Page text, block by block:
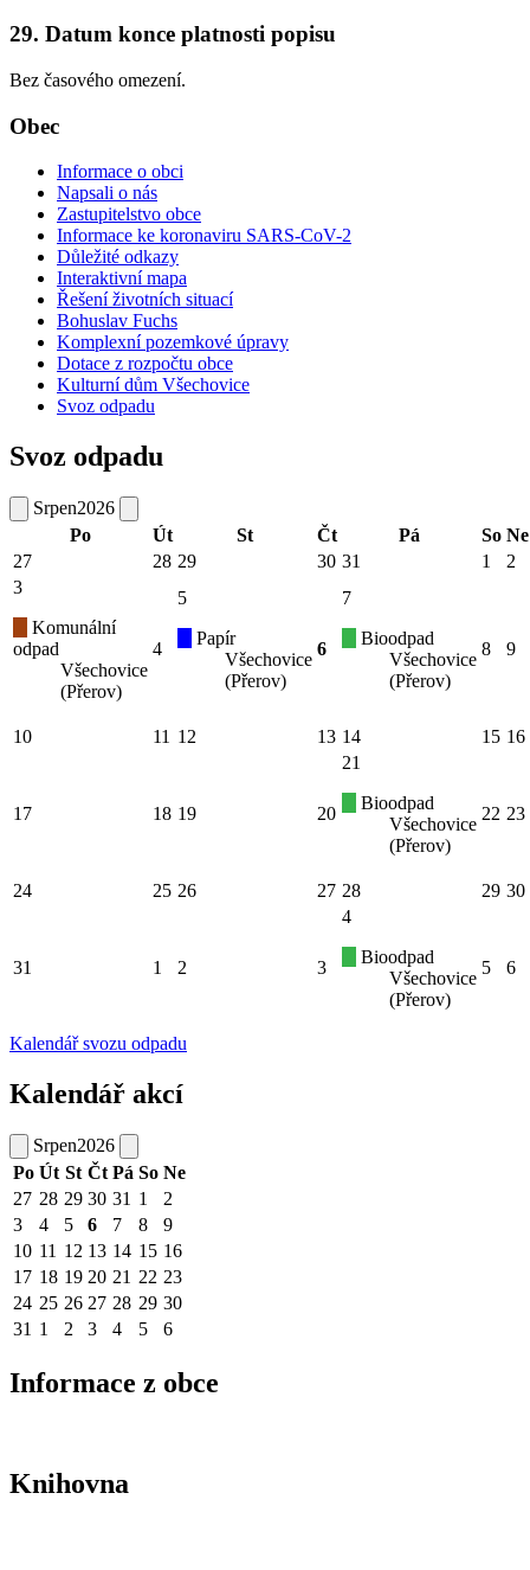
29. Datum konce platnosti popisu
Bez časového omezení.
Obec
Informace o obci
Napsali o nás
Zastupitelstvo obce
Informace ke koronaviru SARS-CoV-2
Důležité odkazy
Interaktivní mapa
Řešení životních situací
Bohuslav Fuchs
Komplexní pozemkové úpravy
Dotace z rozpočtu obce
Kulturní dům Všechovice
Svoz odpadu
Svoz odpadu
Srpen2026
Po
Út St Čt Pá So Ne
27
28 29 30 31 1
2
3
Komunální
odpad
Všechovice
(Přerov)
4
5
Papír
Všechovice
(Přerov)
6
7
Bioodpad
Všechovice
(Přerov)
8 9
10 11 12 13 14 15 16
17 18 19 20
21
Bioodpad
Všechovice
(Přerov)
22 23
24 25 26 27 28 29 30
31 1 2 3
4
Bioodpad
Všechovice
(Přerov)
5 6
Kalendář svozu odpadu
Kalendář akcí
Srpen2026
Po Út St Čt Pá So Ne
27 28 29 30 31 1
2
3
4 5 6 7 8
9
10 11 12 13 14 15 16
17 18 19 20 21 22 23
24 25 26 27 28 29 30
31 1 2 3 4 5 6
Informace z obce
Knihovna